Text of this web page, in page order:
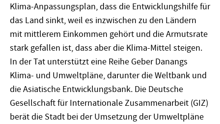
Klima-Anpassungsplan, dass die Entwicklungshilfe für
das Land sinkt, weil es inzwischen zu den Ländern
mit mittlerem Einkommen gehört und die Armutsrate
stark gefallen ist, dass aber die Klima-Mittel steigen.
In der Tat unterstützt eine Reihe Geber Danangs
Klima- und Umweltpläne, darunter die Weltbank und
die Asiatische Entwicklungsbank. Die Deutsche
Gesellschaft für Internationale Zusammenarbeit (GIZ)
berät die Stadt bei der Umsetzung der Umweltpläne